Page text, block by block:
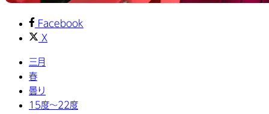
Facebook
X
三月
春
曇り
15度～22度